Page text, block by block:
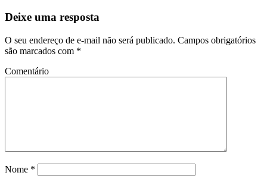
Deixe uma resposta
O seu endereço de e-mail não será publicado. Campos obrigatórios
são marcados com *
Comentário
Nome *